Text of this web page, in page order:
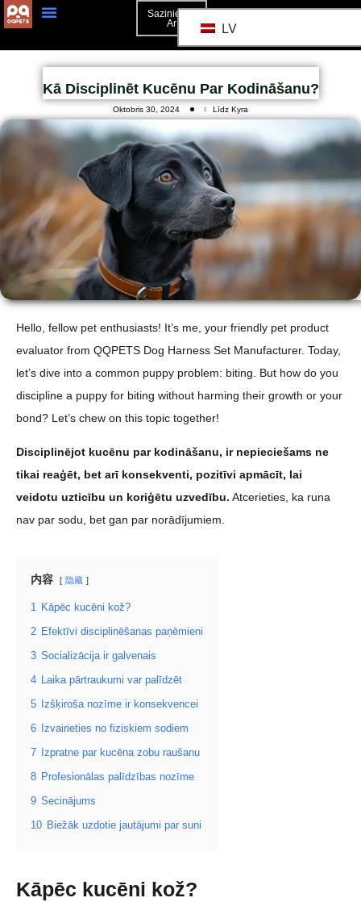
Sazinieties
Ar
LV
Kā Disciplinēt Kucēnu Par Kodināšanu?
Oktobris 30, 2024 Līdz Kyra
Hello, fellow pet enthusiasts! It’s me, your friendly pet product
evaluator from QQPETS Dog Harness Set Manufacturer. Today,
let’s dive into a common puppy problem: biting. But how do you
discipline a puppy for biting without harming their growth or your
bond? Let’s chew on this topic together!
Disciplinējot kucēnu par kodināšanu, ir nepieciešams ne
tikai reaģēt, bet arī konsekventi, pozitīvi apmācīt, lai
veidotu uzticību un koriģētu uzvedību. Atcerieties, ka runa
nav par sodu, bet gan par norādījumiem.
内容 隐藏
1 Kāpēc kucēni kož?
2 Efektīvi disciplinēšanas paņēmieni
3 Socializācija ir galvenais
4 Laika pārtraukumi var palīdzēt
5 Izšķiroša nozīme ir konsekvencei
6 Izvairieties no fiziskiem sodiem
7 Izpratne par kucēna zobu raušanu
8 Profesionālas palīdzības nozīme
9 Secinājums
10 Biežāk uzdotie jautājumi par suni
Kāpēc kucēni kož?